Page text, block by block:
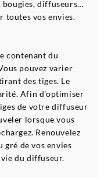
bougies, diffuseurs…
toutes vos envies.
contenant du
pouvez varier
des tiges. Le
Afin d'optimiser
de votre diffuseur
lorsque vous
Renouvelez
gré de vos envies
du diffuseur.